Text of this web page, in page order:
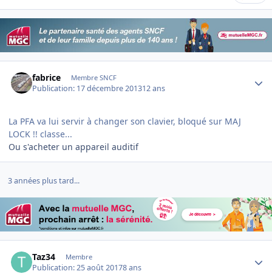
fabrice Membre SNCF
Publication: 17 décembre 201312 ans
La PFA va lui servir à changer son clavier, bloqué sur MAJ
LOCK !! classe...
Ou s'acheter un appareil auditif
3 années plus tard...
Taz34 Membre
Publication:25 août 20178 ans